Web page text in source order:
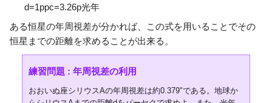
d=1ppc=3.26p光年
ある恒星の年周視差が分かれば、この式を用いることでその
恒星までの距離を求めることが出来る。
練習問題 : 年周視差の利用
おおいぬ座シリウスAの年周視差は約0.379"である。地球か